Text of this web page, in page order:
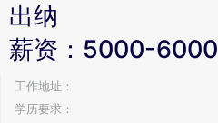
出纳
薪资： 5000-6000
工作地址：
学历要求：